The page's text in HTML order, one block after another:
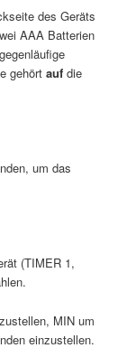
des Geräts
AAA Batterien
gehörtauf die
um das
(TIMER 1,
MIN um
einzustellen.